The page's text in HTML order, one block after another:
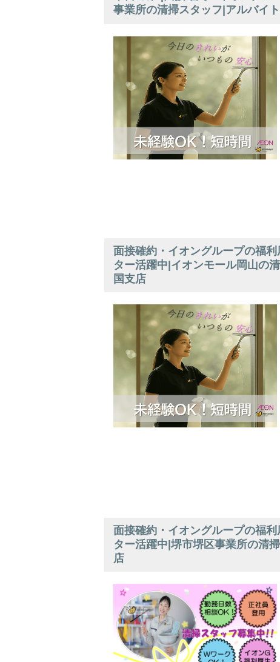
事業所の清掃スタッフ|アルバイ
面接確約・イオングループの福
ター活躍中|イオンモール岡山の
国支店
面接確約・イオングループの福
ター活躍中|堺市堺区事業所の清
店